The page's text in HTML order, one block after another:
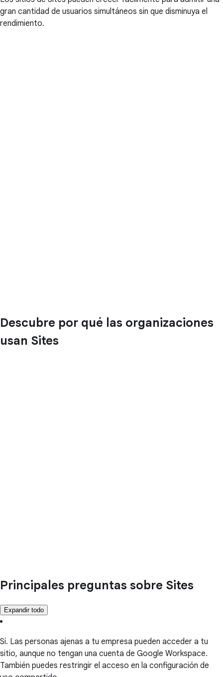
gran cantidad de usuarios simultáneos sin que disminuya el
rendimiento.
Descubre por qué las organizaciones
usan Sites
Principales preguntas sobre Sites
Expandir todo
Sí. Las personas ajenas a tu empresa pueden acceder a tu
sitio, aunque no tengan una cuenta de Google Workspace.
También puedes restringir el acceso en la configuración de